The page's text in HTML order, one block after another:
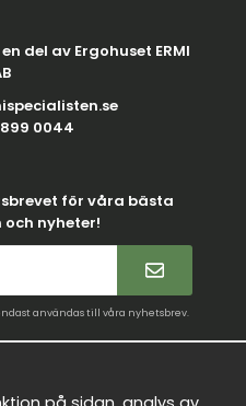
del av Ergohuset ERMI
0044
för våra bästa
nyheter!
användas till våra nyhetsbrev.